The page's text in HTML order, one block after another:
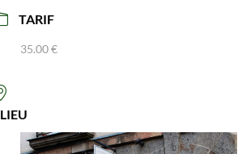
TARIF
35.00 €
LIEU